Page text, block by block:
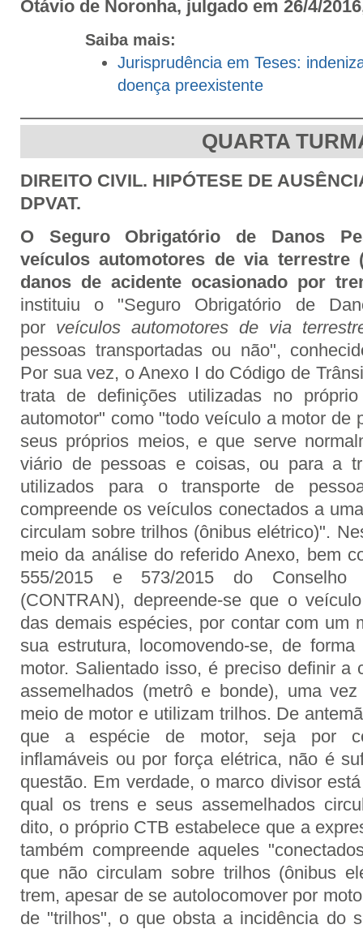
Otávio de Noronha, julgado em 26/4/
Saiba mais:
Jurisprudência em Teses:
doença preexistente
QUARTA
DIREITO CIVIL. HIPÓTESE DE
DPVAT.
O Seguro Obrigatório de Danos
veículos automotores de via terrestre
danos de acidente ocasionado por
instituiu o "Seguro Obrigatório de
por veículos automotores de via
pessoas transportadas ou não",
Por sua vez, o Anexo I do Código de
trata de definições utilizadas no
automotor" como "todo veículo a motor de
seus próprios meios, e que serve
viário de pessoas e coisas, ou para a
utilizados para o transporte de
compreende os veículos conectados a
circulam sobre trilhos (ônibus elétrico)".
meio da análise do referido Anexo, bem
555/2015 e 573/2015 do Conselho
(CONTRAN), depreende-se que o
das demais espécies, por contar com um
sua estrutura, locomovendo-se, de
motor. Salientado isso, é preciso definir a
assemelhados (metrô e bonde), uma
meio de motor e utilizam trilhos. De
que a espécie de motor, seja por
inflamáveis ou por força elétrica, não é
questão. Em verdade, o marco divisor
qual os trens e seus assemelhados
dito, o próprio CTB estabelece que a
também compreende aqueles
que não circulam sobre trilhos (ônibus
trem, apesar de se autolocomover por
de "trilhos", o que obsta a incidência do